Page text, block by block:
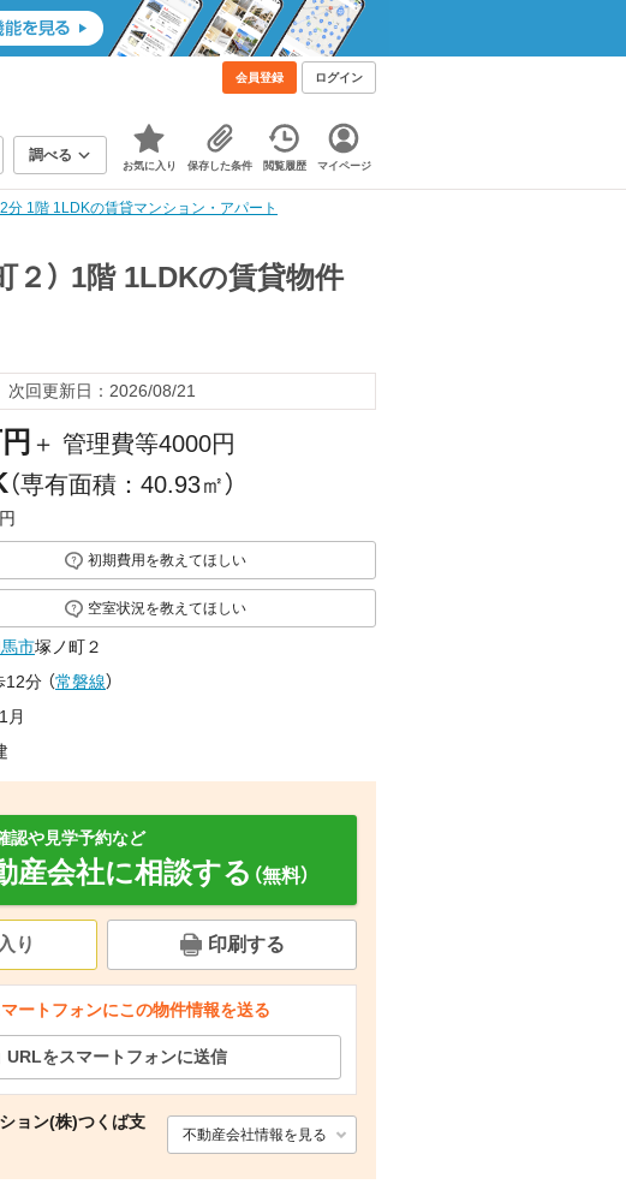
会員登録 ログイン
調べる
お気に入り 保存した条件 閲覧履歴 マイページ
分 1階 1LDKの賃貸マンション・アパート
） 1階 1LDKの賃貸物件
バルコニー セキュリティ
次回更新日：2026/08/21
＋ 管理費等4000円
（専有面積：40.93㎡）
初期費用を教えてほしい
空室状況を教えてほしい
市塚ノ町２
12分 （常磐線）
月
認や見学予約など
産会社に相談する （無料）
り 印刷する
ートフォンにこの物件情報を送る
URLをスマートフォンに送信
ョン(株)つくば支
不動産会社情報を見る